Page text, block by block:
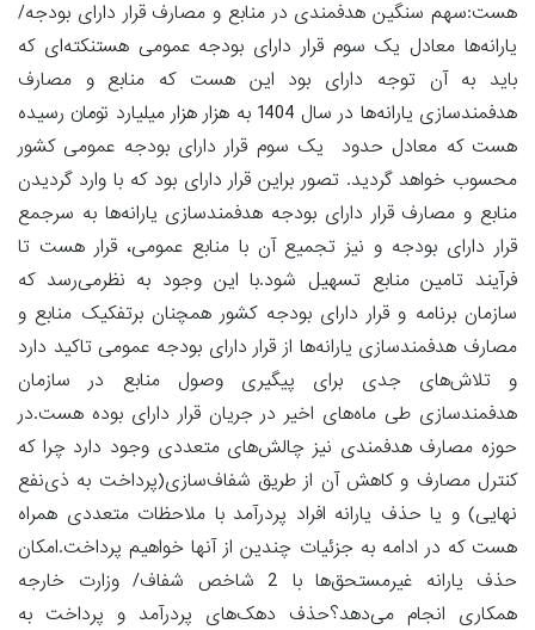
هست:سهم سنگین هدفمندی در منابع و مصارف قرار دارای بودجه/
یارانه‌ها معادل یک سوم قرار دارای بودجه عمومی هستنکته‌ای که
باید به آن توجه دارای بود این هست که منابع و مصارف
هدفمندسازی یارانه‌ها در سال 1404 به هزار هزار میلیارد تومان رسیده
هست که معادل حدود یک سوم قرار دارای بودجه عمومی کشور
محسوب خواهد گردید. تصور براین قرار دارای بود که با وارد گردیدن
منابع و مصارف قرار دارای بودجه هدفمندسازی یارانه‌ها به سرجمع
قرار دارای بودجه و نیز تجمیع آن با منابع عمومی، قرار هست تا
فرآیند تامین منابع تسهیل شود.با این وجود به نظرمی‌رسد که
سازمان برنامه و قرار دارای بودجه کشور همچنان برتفکیک منابع و
مصارف هدفمندسازی یارانه‌ها از قرار دارای بودجه عمومی تاکید دارد
و تلاش‌های جدی برای پیگیری وصول منابع در سازمان
هدفمندسازی طی ماه‌های اخیر در جریان قرار دارای بوده هست.در
حوزه مصارف هدفمندی نیز چالش‌های متعددی وجود دارد چرا که
کنترل مصارف و کاهش آن از طریق شفاف‌سازی(پرداخت به ذی‌نفع
نهایی) و یا حذف یارانه افراد پردرآمد با ملاحظات متعددی همراه
هست که در ادامه به جزئیات چندین از آنها خواهیم پرداخت.امکان
حذف یارانه غیرمستحق‌ها با 2 شاخص‌ شفاف/ وزارت خارجه
همکاری انجام می‌دهد؟حذف دهک‌های پردرآمد و پرداخت به